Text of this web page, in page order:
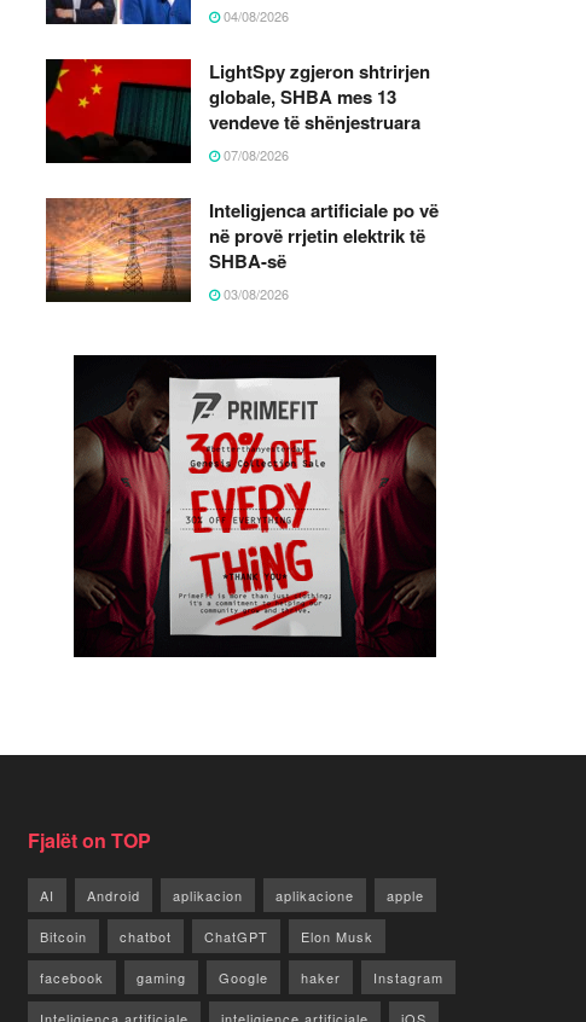
04/08/2026
LightSpy zgjeron shtrirjen
globale, SHBA mes 13
vendeve të shënjestruara
07/08/2026
Inteligjenca artificiale po vë
në provë rrjetin elektrik të
SHBA-së
03/08/2026
Fjalët on TOP
AI Android aplikacion aplikacione apple
Bitcoin chatbot ChatGPT Elon Musk
facebook gaming Google haker Instagram